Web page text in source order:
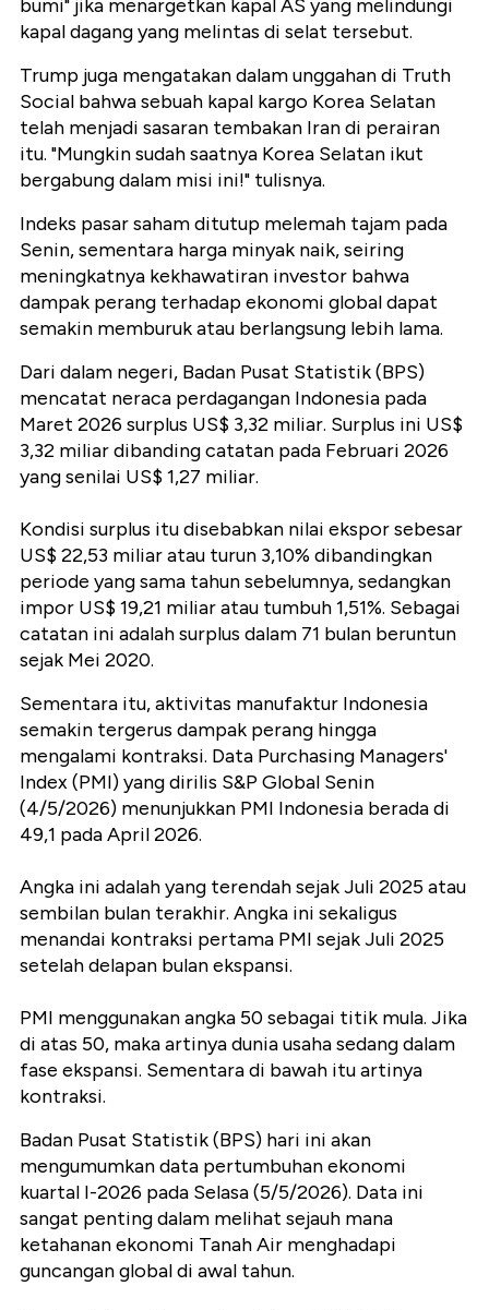
bumi" jika menargetkan kapal AS yang melindungi
kapal dagang yang melintas di selat tersebut.
Trump juga mengatakan dalam unggahan di Truth
Social bahwa sebuah kapal kargo Korea Selatan
telah menjadi sasaran tembakan Iran di perairan
itu. "Mungkin sudah saatnya Korea Selatan ikut
bergabung dalam misi ini!" tulisnya.
Indeks pasar saham ditutup melemah tajam pada
Senin, sementara harga minyak naik, seiring
meningkatnya kekhawatiran investor bahwa
dampak perang terhadap ekonomi global dapat
semakin memburuk atau berlangsung lebih lama.
Dari dalam negeri, Badan Pusat Statistik (BPS)
mencatat neraca perdagangan Indonesia pada
Maret 2026 surplus US$ 3,32 miliar. Surplus ini US$
3,32 miliar dibanding catatan pada Februari 2026
yang senilai US$ 1,27 miliar.
Kondisi surplus itu disebabkan nilai ekspor sebesar
US$ 22,53 miliar atau turun 3,10% dibandingkan
periode yang sama tahun sebelumnya, sedangkan
impor US$ 19,21 miliar atau tumbuh 1,51%. Sebagai
catatan ini adalah surplus dalam 71 bulan beruntun
sejak Mei 2020.
Sementara itu, aktivitas manufaktur Indonesia
semakin tergerus dampak perang hingga
mengalami kontraksi. Data Purchasing Managers'
Index (PMI) yang dirilis S&P Global Senin
(4/5/2026) menunjukkan PMI Indonesia berada di
49,1 pada April 2026.
Angka ini adalah yang terendah sejak Juli 2025 atau
sembilan bulan terakhir. Angka ini sekaligus
menandai kontraksi pertama PMI sejak Juli 2025
setelah delapan bulan ekspansi.
PMI menggunakan angka 50 sebagai titik mula. Jika
di atas 50, maka artinya dunia usaha sedang dalam
fase ekspansi. Sementara di bawah itu artinya
kontraksi.
Badan Pusat Statistik (BPS) hari ini akan
mengumumkan data pertumbuhan ekonomi
kuartal I-2026 pada Selasa (5/5/2026). Data ini
sangat penting dalam melihat sejauh mana
ketahanan ekonomi Tanah Air menghadapi
guncangan global di awal tahun.